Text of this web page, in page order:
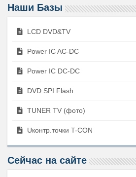
Наши Базы
LCD DVD&TV
Power IC AC-DC
Power IC DC-DC
DVD SPI Flash
TUNER TV (фото)
Uконтр.точки T-CON
Сейчас на сайте